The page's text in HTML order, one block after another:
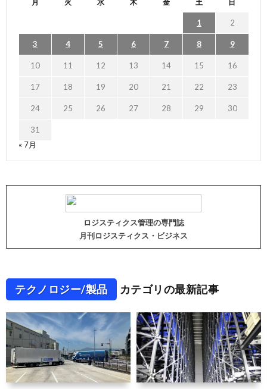
月 火 水 木 金 土 日
1 2
3 4 5 6 7 8 9
10 11 12 13 14 15 16
17 18 19 20 21 22 23
24 25 26 27 28 29 30
31
« 7月
ロジスティクス管理の専門誌
月刊ロジスティクス・ビジネス
テクノロジー/製品 カテゴリの最新記事